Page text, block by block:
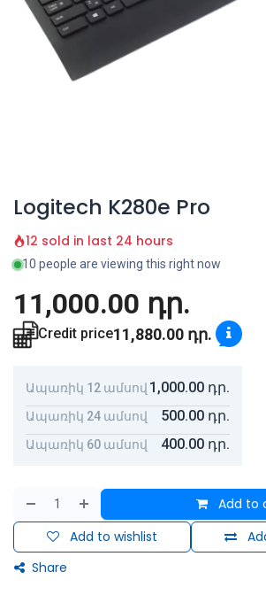
Logitech K280e Pro
12 sold in last 24 hours
10 people are viewing this right now
11,000.00 դր.
Credit price11,880.00 դր.
Ապառիկ 12 ամսով 1,000.00 դր.
Ապառիկ 24 ամսով 500.00 դր.
Ապառիկ 60 ամսով 400.00 դր.
Add to
Add to wishlist
Share